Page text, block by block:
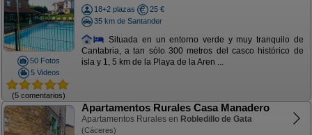
50 Fotos
5 Videos
(5 comentarios)
18+2 plazas
25 €
35 km de Santander
Situada en un entorno verde y muy tranquilo de
Cantabria, a tan sólo 300 metros del casco histórico de
isla y 1, 5 km de la Playa de la Aren ...
Apartamentos Rurales Casa Manadero
Apartamentos Rurales en Robledillo de Gata
(Cáceres)